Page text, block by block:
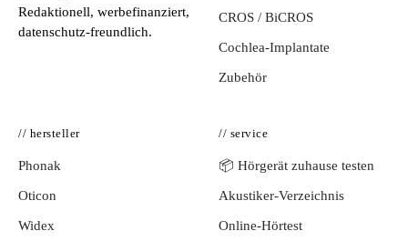
Redaktionell, werbefinanziert,
datenschutz-freundlich.
CROS / BiCROS
Cochlea-Implantate
Zubehör
// hersteller
Phonak
Oticon
Widex
// service
📦 Hörgerät zuhause testen
Akustiker-Verzeichnis
Online-Hörtest